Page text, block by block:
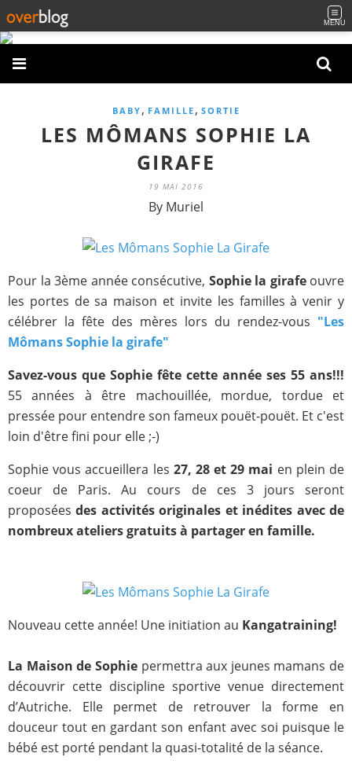
MENU
BABY , FAMILLE , SORTIE
LES MÔMANS SOPHIE LA
GIRAFE
19 MAI 2016
By Muriel
Pour la 3ème année consécutive, Sophie la girafeouvre
les portes de sa maison et invite les familles à venir y
célébrer la fête des mères lors du rendez-vous "Les
Mômans Sophie la girafe"
Savez-vous que Sophie fête cette année ses 55 ans!!!
55 années à être machouillée, mordue, tordue et
pressée pour entendre son fameux pouët-pouët. Et c'est
loin d'être fini pour elle ;-)
Sophie vous accueillera les 27, 28 et 29 mai en plein de
coeur de Paris. Au cours de ces 3 jours seront
proposéesdes activités originales et inédites avec de
nombreux ateliers gratuits à partager en famille.
Nouveau cette année! Une initiation au Kangatraining!
La Maison de Sophie permettra aux jeunes mamans de
découvrir cette discipline sportive venue directement
d’Autriche. Elle permet de retrouver la forme en
douceur tout en gardant son enfant avec soi puisque le
bébé est porté pendant la quasi-totalité de la séance.